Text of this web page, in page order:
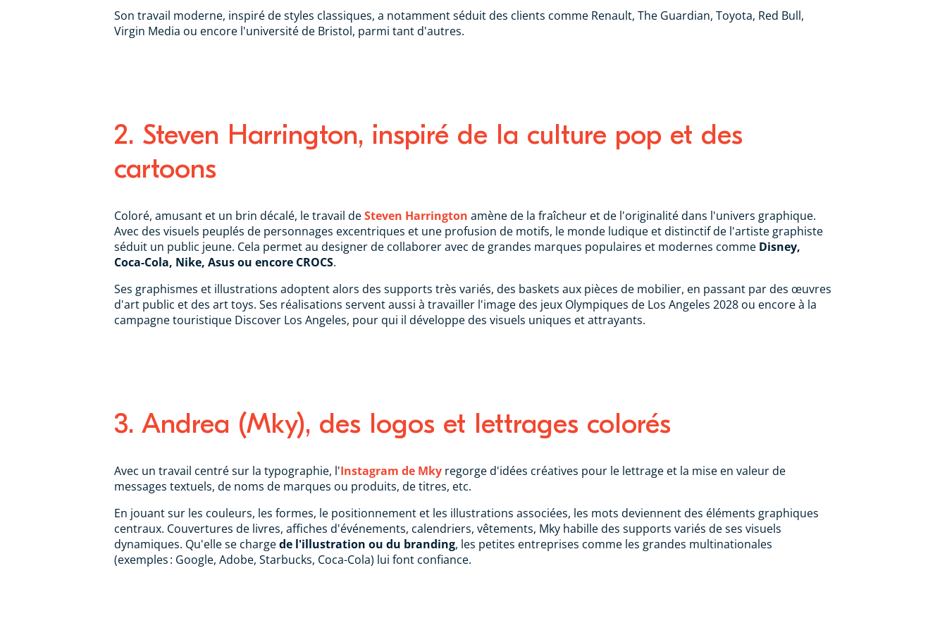
Son travail moderne, inspiré de styles classiques, a notamment séduit des clients comme Renault, The Guardian, Toyota, Red Bull,
Virgin Media ou encore l'université de Bristol, parmi tant d'autres.
2. Steven Harrington, inspiré de la culture pop et des
cartoons
Coloré, amusant et un brin décalé, le travail deSteven Harrington amène de la fraîcheur et de l'originalité dans l'univers graphique.
Avec des visuels peuplés de personnages excentriques et une profusion de motifs, le monde ludique et distinctif de l'artiste graphiste
séduit un public jeune. Cela permet au designer de collaborer avec de grandes marques populaires et modernes comme Disney,
Coca-Cola, Nike, Asus ou encore CROCS.
Ses graphismes et illustrations adoptent alors des supports très variés, des baskets aux pièces de mobilier, en passant par des œuvres
d'art public et des art toys. Ses réalisations servent aussi à travailler l'image des jeux Olympiques de Los Angeles 2028 ou encore à la
campagne touristique Discover Los Angeles, pour qui il développe des visuels uniques et attrayants.
3. Andrea (Mky), des logos et lettrages colorés
Avec un travail centré sur la typographie, l'Instagram de Mky regorge d'idées créatives pour le lettrage et la mise en valeur de
messages textuels, de noms de marques ou produits, de titres, etc.
En jouant sur les couleurs, les formes, le positionnement et les illustrations associées, les mots deviennent des éléments graphiques
centraux. Couvertures de livres, affiches d'événements, calendriers, vêtements, Mky habille des supports variés de ses visuels
dynamiques. Qu'elle se chargede l'illustration ou du branding, les petites entreprises comme les grandes multinationales
(exemples : Google, Adobe, Starbucks, Coca-Cola) lui font confiance.